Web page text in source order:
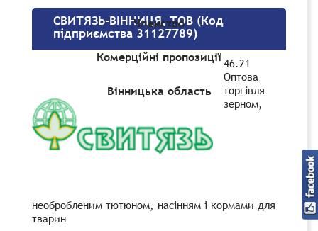
Членство
Комерційні пропозиції
Вінницька область
СВИТЯЗЬ-ВІННИЦЯ, ТОВ (Код
підприємства 31127789)
46.21
Оптова
торгівля
зерном,
необробленим тютюном, насінням і кормами для
тварин